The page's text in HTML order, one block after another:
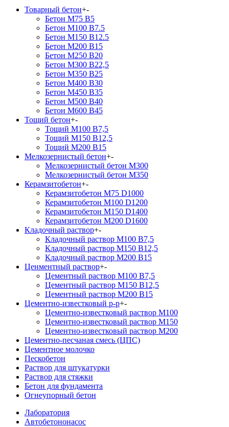
Товарный бетон+-
Бетон М75 В5
Бетон М100 В7.5
Бетон М150 В12.5
Бетон М200 В15
Бетон М250 В20
Бетон М300 В22,5
Бетон М350 В25
Бетон М400 В30
Бетон М450 В35
Бетон М500 В40
Бетон М600 В45
Тощий бетон+-
Тощий М100 В7,5
Тощий М150 В12,5
Тощий М200 В15
Мелкозернистый бетон+-
Мелкозернистый бетон М300
Мелкозернистый бетон М350
Керамзитобетон+-
Керамзитобетон М75 D1000
Керамзитобетон М100 D1200
Керамзитобетон М150 D1400
Керамзитобетон М200 D1600
Кладочный раствор+-
Кладочный раствор М100 В7,5
Кладочный раствор М150 В12,5
Кладочный раствор М200 В15
Ценментный раствор+-
Цементный раствор М100 B7,5
Цементный раствор М150 B12,5
Цементный раствор М200 B15
Цементно-известковый р-р+-
Цементно-известковый раствор М100
Цементно-известковый раствор М150
Цементно-известковый раствор М200
Цементно-песчаная смесь (ЦПС)
Цементное молочко
Пескобетон
Раствор для штукатурки
Раствор для стяжки
Бетон для фундамента
Огнеупорный бетон
Лаборатория
Автобетононасос